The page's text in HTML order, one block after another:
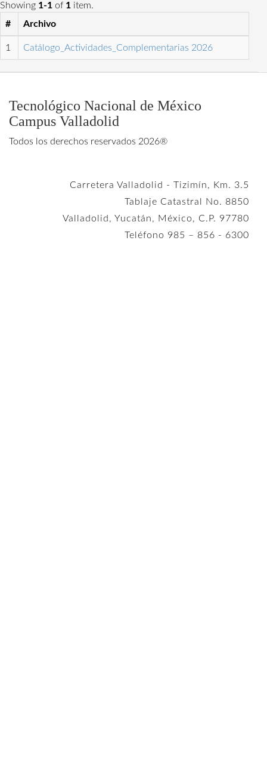
Showing 1-1 of 1 item.
#
Archivo
1 Catálogo_Actividades_Complementarias 2026
Tecnológico Nacional de México
Campus Valladolid
Todos los derechos reservados 2026®
Carretera Valladolid - Tizimín, Km. 3.5
Tablaje Catastral No. 8850
Valladolid, Yucatán, México, C.P. 97780
Teléfono 985 – 856 - 6300